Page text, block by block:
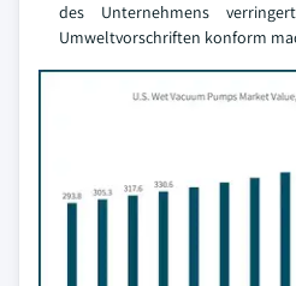
des Unternehmens
Umweltvorschriften konform